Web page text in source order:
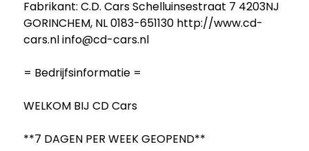
Fabrikant: C.D. Cars Schelluinsestraat 7 4203NJ
GORINCHEM, NL 0183-651130 http://www.cd-
cars.nl info@cd-cars.nl
= Bedrijfsinformatie =
WELKOM BIJ CD Cars
**7 DAGEN PER WEEK GEOPEND**